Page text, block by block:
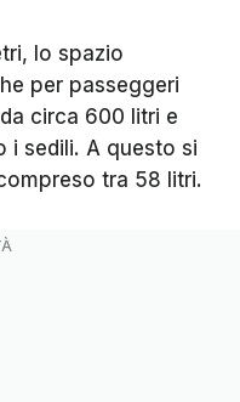
lo spazio
per passeggeri
circa 600 litri e
i sedili. A questo si
tra 58 litri.